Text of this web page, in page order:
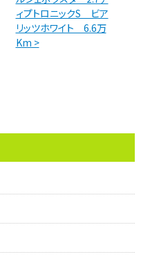
ィプトロニックS ビア
リッツホワイト 6.6万
Km >